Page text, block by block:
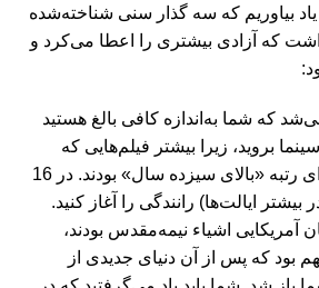
یاد بیاوریم که سه گذار سنی شناخته‌شده
که آزادی بیشتری را اعطا می‌کرد و
که شما به‌اندازه کافی بالغ هستید
بروید، زیرا بیشتر فیلم‌هایی که
می‌خواستید ببینید دارای رتبه «بالای سیزده سال» بودند. در 16
ایالت‌ها) رانندگی را آغاز کنید.
آمریکایی اشیاء نیمه‌مقدس بودند،
بود که پس از آن دنیای جدیدی از